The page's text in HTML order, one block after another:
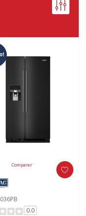
Comparer
0.0